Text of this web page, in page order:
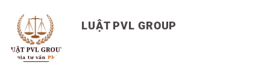
LUẬT PVL GROUP